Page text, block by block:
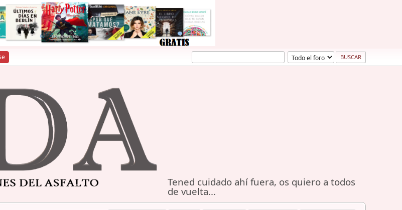
Tened cuidado ahí fuera, os quiero a todos
de vuelta...